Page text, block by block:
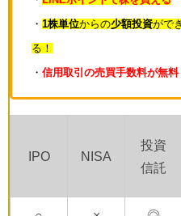
・ 1株単位からの少額投資がで
る！
・ 信用取引の売買手数料が無料
IPO NISA
投資
信託